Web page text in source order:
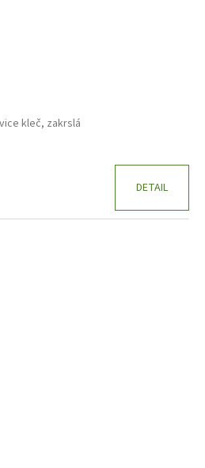
kleč, zakrslá
DETAIL